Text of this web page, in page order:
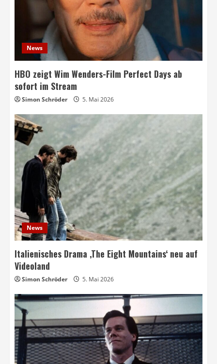
News
HBO zeigt Wim Wenders-Film Perfect Days ab
sofort im Stream
Simon Schröder 5. Mai 2026
News
Italienisches Drama ‚The Eight Mountains‘ neu auf
Videoland
Simon Schröder 5. Mai 2026